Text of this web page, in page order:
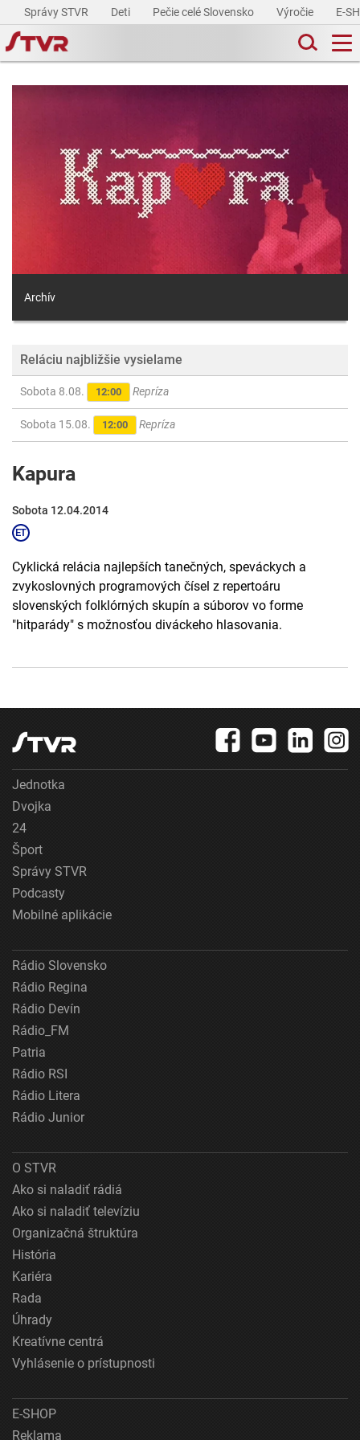
Správy STVR Deti Pečie celé Slovensko Výročie E-
Archív
Reláciu najbližšie vysielame
Sobota 8.08. 12:00 Repríza
Sobota 15.08. 12:00 Repríza
Kapura
Sobota 12.04.2014
Cyklická relácia najlepších tanečných, speváckych a
zvykoslovných programových čísel z repertoáru
slovenských folklórných skupín a súborov vo forme
"hitparády" s možnosťou diváckeho hlasovania.
Jednotka
Dvojka
24
Šport
Správy STVR
Podcasty
Mobilné aplikácie
Rádio Slovensko
Rádio Regina
Rádio Devín
Rádio_FM
Patria
Rádio RSI
Rádio Litera
Rádio Junior
O STVR
Ako si naladiť rádiá
Ako si naladiť televíziu
Organizačná štruktúra
História
Kariéra
Rada
Úhrady
Kreatívne centrá
Vyhlásenie o prístupnosti
E-SHOP
Reklama